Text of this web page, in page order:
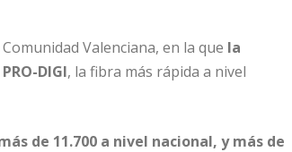
Valenciana, en la que la
DIGI, la fibra más rápida a nivel
de 11.700 a nivel nacional, y más de